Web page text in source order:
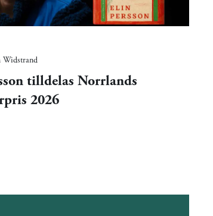
Widstrand
tilldelas Norrlands
2026